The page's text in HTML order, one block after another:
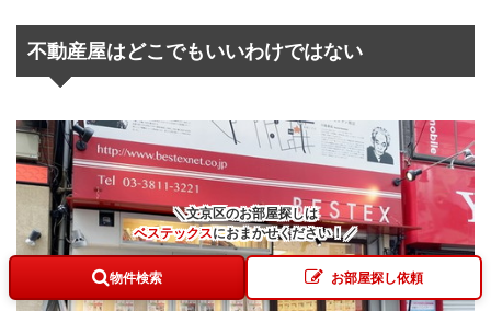
不動産屋はどこでもいいわけではない
＼文京区のお部屋探しは
ベステックスにおまかせください！／
物件検索 お部屋探し依頼